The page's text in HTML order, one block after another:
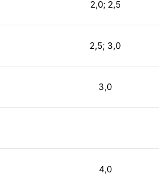
2,0; 2,5
2,5; 3,0
3,0
4,0